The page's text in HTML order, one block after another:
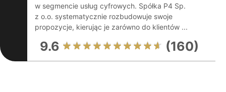
w segmencie usług cyfrowych. Spółka P4 Sp.
z o.o. systematycznie rozbudowuje swoje
propozycje, kierując je zarówno do klientów ...
9.6 (160)